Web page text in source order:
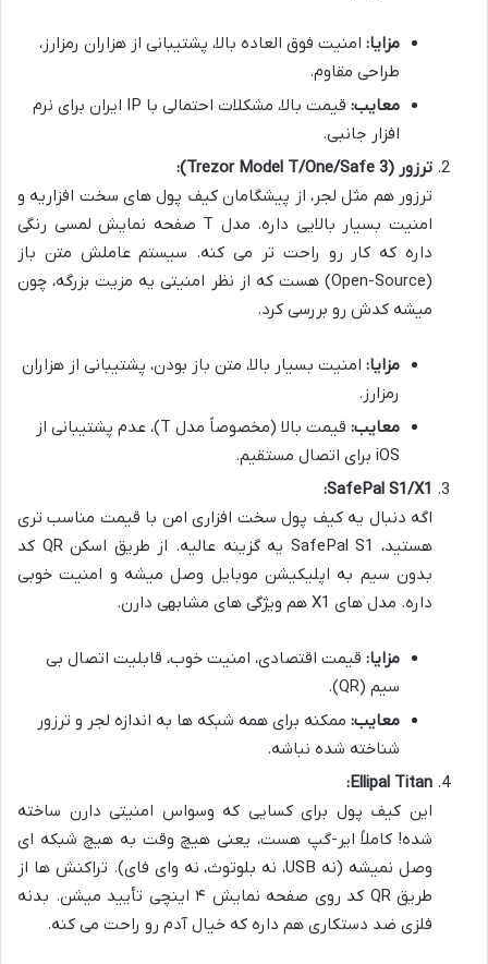
مزایا: امنیت فوق العاده بالا، پشتیبانی از هزاران رمزارز،
طراحی مقاوم.
معایب:
قیمت بالا، مشکلات احتمالی با IP ایران برای نرم
افزار جانبی.
ترزور (Trezor Model T/One/Safe 3):
ترزور هم مثل لجر، از پیشگامان کیف پول های سخت افزاریه و
امنیت بسیار بالایی داره. مدل T صفحه نمایش لمسی رنگی
داره که کار رو راحت تر می کنه. سیستم عاملش متن باز
(Open-Source) هست که از نظر امنیتی یه مزیت بزرگه، چون
میشه کدش رو بررسی کرد.
مزایا: امنیت بسیار بالا، متن باز بودن، پشتیبانی از هزاران
رمزارز.
معایب:
قیمت بالا (مخصوصاً مدل T)، عدم پشتیبانی از
iOS برای اتصال مستقیم.
SafePal S1/X1:
اگه دنبال یه کیف پول سخت افزاری امن با قیمت مناسب تری
هستید، SafePal S1 یه گزینه عالیه. از طریق اسکن QR کد
بدون سیم به اپلیکیشن موبایل وصل میشه و امنیت خوبی
داره. مدل های X1 هم ویژگی های مشابهی دارن.
مزایا: قیمت اقتصادی، امنیت خوب، قابلیت اتصال بی
سیم (QR).
معایب: ممکنه برای همه شبکه ها به اندازه لجر و ترزور
شناخته شده نباشه.
Ellipal Titan:
این کیف پول برای کسایی که وسواس امنیتی دارن ساخته
شده! کاملاً ایر-گپ هست، یعنی هیچ وقت به هیچ شبکه ای
وصل نمیشه (نه USB، نه بلوتوث، نه وای فای). تراکنش ها از
طریق QR کد روی صفحه نمایش ۴ اینچی تأیید میشن. بدنه
فلزی ضد دستکاری هم داره که خیال آدم رو راحت می کنه.